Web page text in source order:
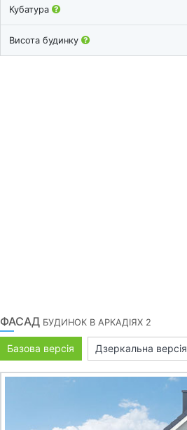
Кубатура
Висота будинку
ФАСАД БУДИНОК В АРКАДІЯХ 2
Базова версія Дзеркальна версія